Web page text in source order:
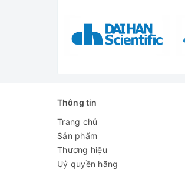
Dung tích 76 Lít
Chất làm lạnh
Kích thước bên
trong
444 x
Thông tin
Trang chủ
Sản phẩm
Thương hiệu
Uỷ quyền hãng